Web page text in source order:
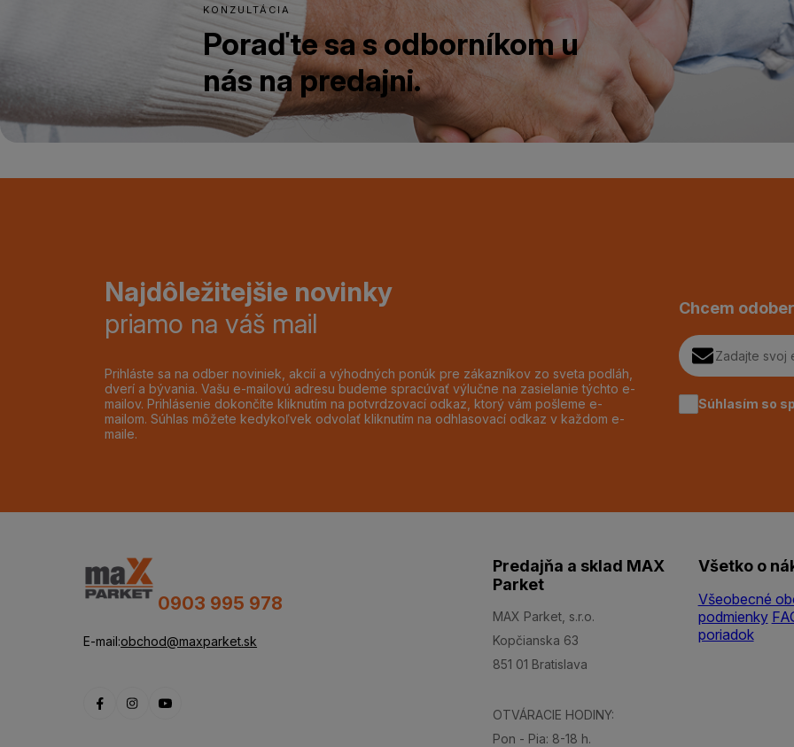
KONZULTÁCIA
Poraďte sa s odborníkom u
nás na predajni.
Najdôležitejšie novinky
priamo na váš mail
Prihláste sa na odber noviniek, akcií a výhodných ponúk pre zákazníkov zo sveta podláh,
dverí a bývania. Vašu e-mailovú adresu budeme spracúvať výlučne na zasielanie týchto e-
mailov. Prihlásenie dokončíte kliknutím na potvrdzovací odkaz, ktorý vám pošleme e-
mailom. Súhlas môžete kedykoľvek odvolať kliknutím na odhlasovací odkaz v každom e-
maile.
Chcem
Súhlasím so
0903 995 978
E-mail:obchod@maxparket.sk
Predajňa a sklad MAX
Parket
MAX Parket, s.r.o.
Kopčianska 63
851 01 Bratislava
OTVÁRACIE HODINY:
Pon - Pia: 8-18 h.
Všetko o
Všeobecné
podmienky
poriadok